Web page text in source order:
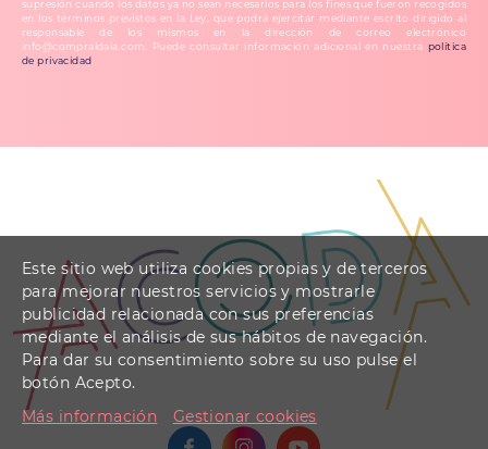
supresión cuando los datos ya no sean necesarios para los fines que fueron recogidos
en los términos previstos en la Ley, que podrá ejercitar mediante escrito dirigido al
responsable de los mismos en la dirección de correo electrónico
info@compraldaia.com. Puede consultar información adicional en nuestra política
de privacidad
Este sitio web utiliza cookies propias y de terceros
para mejorar nuestros servicios y mostrarle
publicidad relacionada con sus preferencias
mediante el análisis de sus hábitos de navegación.
Para dar su consentimiento sobre su uso pulse el
botón Acepto.
Más información
Gestionar cookies